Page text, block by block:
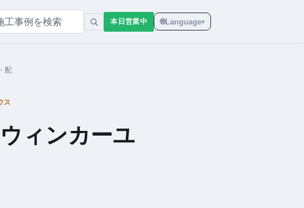
本日営業中 🌐Language▾
配
ス
ィンカーユ